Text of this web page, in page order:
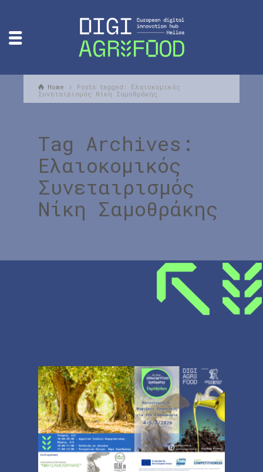
Home
Posts tagged: Ελαιοκομικός
Συνεταιρισμός Νίκη Σαμοθράκης
Tag Archives:
Ελαιοκομικός
Συνεταιρισμός
Νίκη Σαμοθράκης